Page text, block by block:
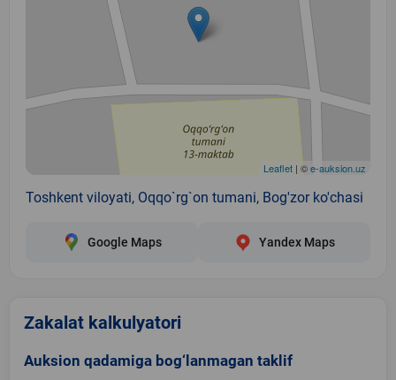
Leaflet | ©e-auksion.uz
Toshkent viloyati, Oqqo`rg`on tumani, Bog'zor ko'chasi
Google Maps Yandex Maps
Zakalat kalkulyatori
Auksion qadamiga bog‘lanmagan taklif